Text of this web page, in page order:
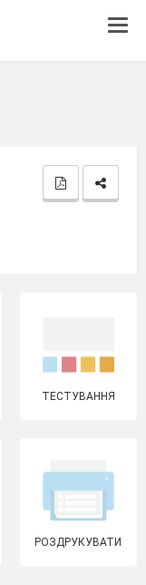
ТЕСТУВАННЯ
РОЗДРУКУВАТИ